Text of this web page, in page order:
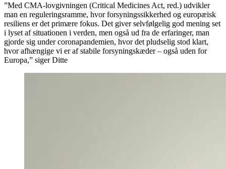
”Med CMA-lovgivningen (Critical Medicines Act, red.) udvikler
man en reguleringsramme, hvor forsyningssikkerhed og europæisk
resiliens er det primære fokus. Det giver selvfølgelig god mening set
i lyset af situationen i verden, men også ud fra de erfaringer, man
gjorde sig under coronapandemien, hvor det pludselig stod klart,
hvor afhængige vi er af stabile forsyningskæder – også uden for
Europa,” siger Ditte